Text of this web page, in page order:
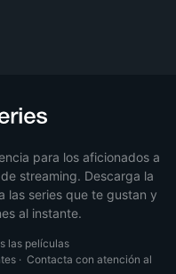
para los aficionados a
streaming. Descarga la
las series que te gustan y
al instante.
las películas
· Contacta con atención al